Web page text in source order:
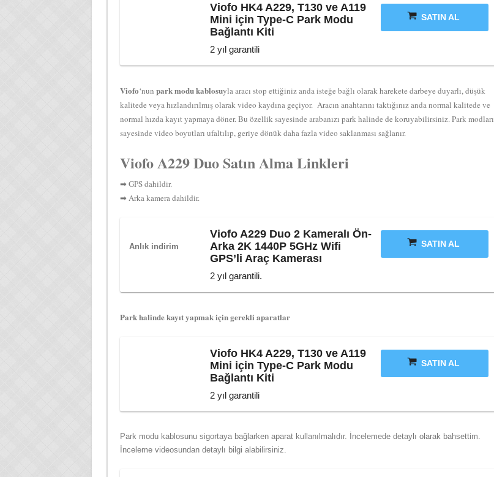
Viofo HK4 A229, T130 ve A119
Mini için Type-C Park Modu
Bağlantı Kiti
2 yıl garantili
SATIN AL
Viofo‘nun park modu kablosuyla aracı stop ettiğiniz anda isteğe bağlı olarak harekete darbeye duyarlı, düşük
kalitede veya hızlandırılmış olarak video kaydına geçiyor. Aracın anahtarını taktığınız anda normal kalitede ve
normal hızda kayıt yapmaya döner. Bu özellik sayesinde arabanızı park halinde de koruyabilirsiniz. Park modları
sayesinde video boyutları ufaltılıp, geriye dönük daha fazla video saklanması sağlanır.
Viofo A229 Duo Satın Alma Linkleri
➡ GPS dahildir.
➡ Arka kamera dahildir.
Anlık indirim
Viofo A229 Duo 2 Kameralı Ön-
Arka 2K 1440P 5GHz Wifi
GPS’li Araç Kamerası
2 yıl garantili.
SATIN AL
Park halinde kayıt yapmak için gerekli aparatlar
Viofo HK4 A229, T130 ve A119
Mini için Type-C Park Modu
Bağlantı Kiti
2 yıl garantili
SATIN AL
Park modu kablosunu sigortaya bağlarken aparat kullanılmalıdır. İncelemede detaylı olarak bahsettim.
İnceleme videosundan detaylı bilgi alabilirsiniz.